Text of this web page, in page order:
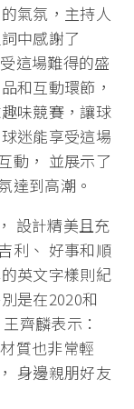
氣氛，主持人
中感謝了
這場難得的盛
和互動環節，
味競賽，讓球
迷能享受這場
動， 並展示了
達到高潮。
設計精美且充
利、 好事和順
英文字樣則紀
是在2020和
齊麟表示：
質也非常輕
身邊親朋好友